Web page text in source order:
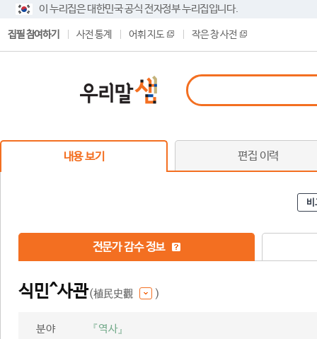
이 누리집은 대한민국 공식 전자정부 누리집입니다.
집필 참여하기 사전 통계 어휘 지도 작은 창 사전
내용 보기 편집 이력
비
전문가 감수 정보
식민^사관(植民史觀 )
분야 『역사』